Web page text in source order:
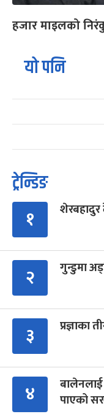
हजार माइलको
यो पनि
ट्रेन्डिङ
१
२ गुन्डुमा
३
४
पाएको